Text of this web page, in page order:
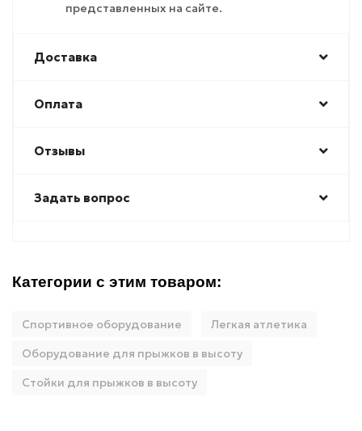
представленных на сайте.
Доставка
Оплата
Отзывы
Задать вопрос
Категории с этим товаром:
Спортивное оборудование
Легкая атлетика
Оборудование для прыжков в высоту
Стойки для прыжков в высоту